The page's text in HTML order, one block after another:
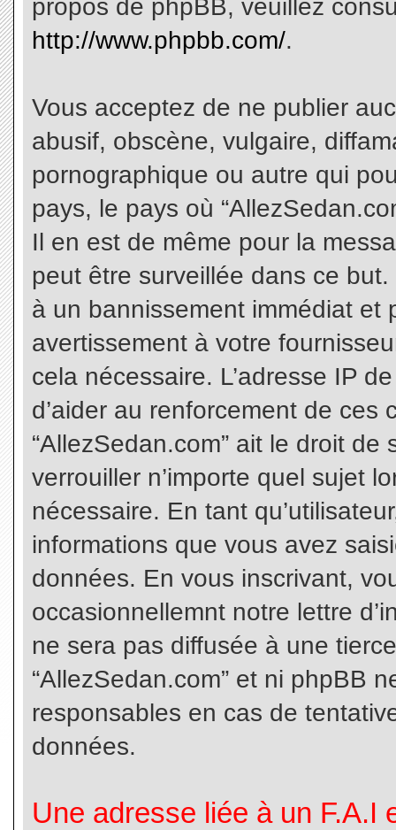
propos de phpBB, veuillez
http://www.phpbb.com/.
Vous acceptez de ne publier
abusif, obscène, vulgaire,
pornographique ou autre qui
pays, le pays où
Il en est de même pour la
peut être surveillée dans ce
à un bannissement immédiat et
avertissement à votre
cela nécessaire. L’adresse IP
d’aider au renforcement de
“AllezSedan.com” ait le droit de
verrouiller n’importe quel sujet
nécessaire. En tant
informations que vous avez
données. En vous inscrivant,
occasionnellemnt notre lettre
ne sera pas diffusée à une
“AllezSedan.com” et ni phpBB
responsables en cas de
données.
Une adresse liée à un F.A.I